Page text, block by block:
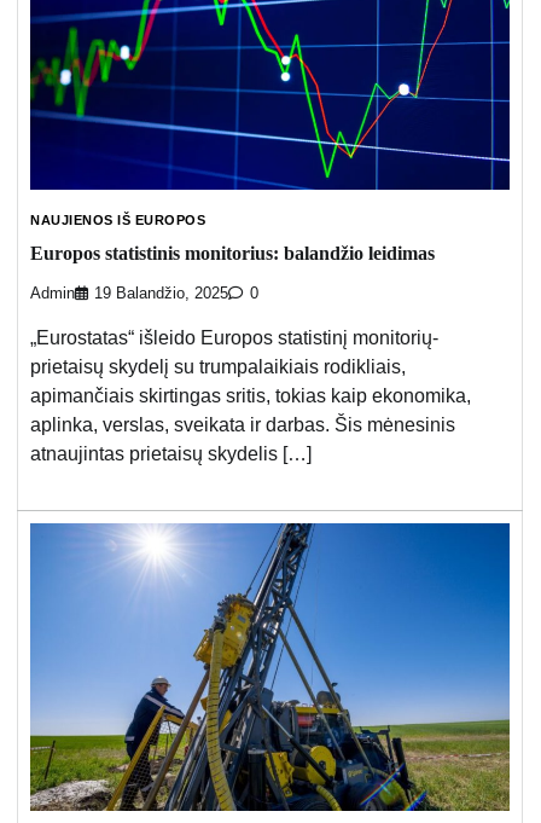
NAUJIENOS IŠ EUROPOS
Europos statistinis monitorius: balandžio leidimas
Admin 19 Balandžio, 2025 0
„Eurostatas“ išleido Europos statistinį monitorių-
prietaisų skydelį su trumpalaikiais rodikliais,
apimančiais skirtingas sritis, tokias kaip ekonomika,
aplinka, verslas, sveikata ir darbas. Šis mėnesinis
atnaujintas prietaisų skydelis […]